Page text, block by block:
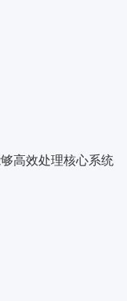
高效处理核心系统